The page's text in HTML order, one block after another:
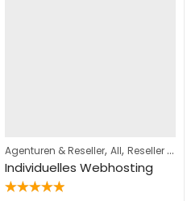
Agenturen & Reseller,All,Reseller Hosting
Individuelles Webhosting